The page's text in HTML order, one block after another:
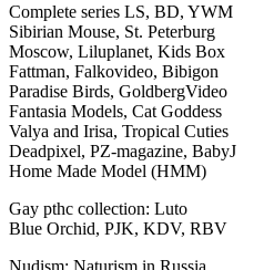
Complete series LS, BD, YWM
Sibirian Mouse, St. Peterburg
Moscow, Liluplanet, Kids Box
Fattman, Falkovideo, Bibigon
Paradise Birds, GoldbergVideo
Fantasia Models, Cat Goddess
Valya and Irisa, Tropical Cuties
Deadpixel, PZ-magazine, BabyJ
Home Made Model (HMM)
Gay рthс collection: Luto
Blue Orchid, PJK, KDV, RBV
Nudism: Naturism in Russia